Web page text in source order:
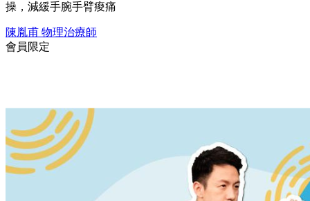
操，減緩手腕手臂痠痛
陳胤甫 物理治療師
會員限定